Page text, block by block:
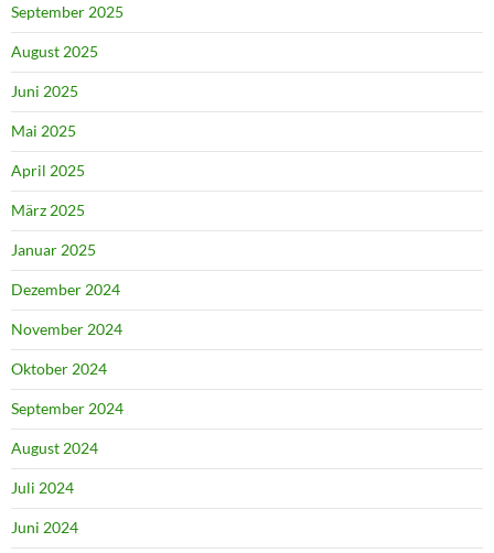
September 2025
August 2025
Juni 2025
Mai 2025
April 2025
März 2025
Januar 2025
Dezember 2024
November 2024
Oktober 2024
September 2024
August 2024
Juli 2024
Juni 2024